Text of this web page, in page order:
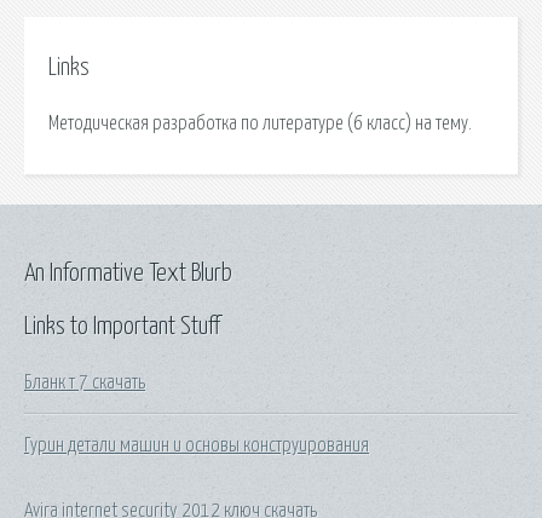
Links
Методическая разработка по литературе (6 класс) на тему.
Links to Important Stuff
Бланк т 7 скачать
Гурин детали машин и основы конструирования
Avira internet security 2012 ключ скачать
An Informative Text Blurb